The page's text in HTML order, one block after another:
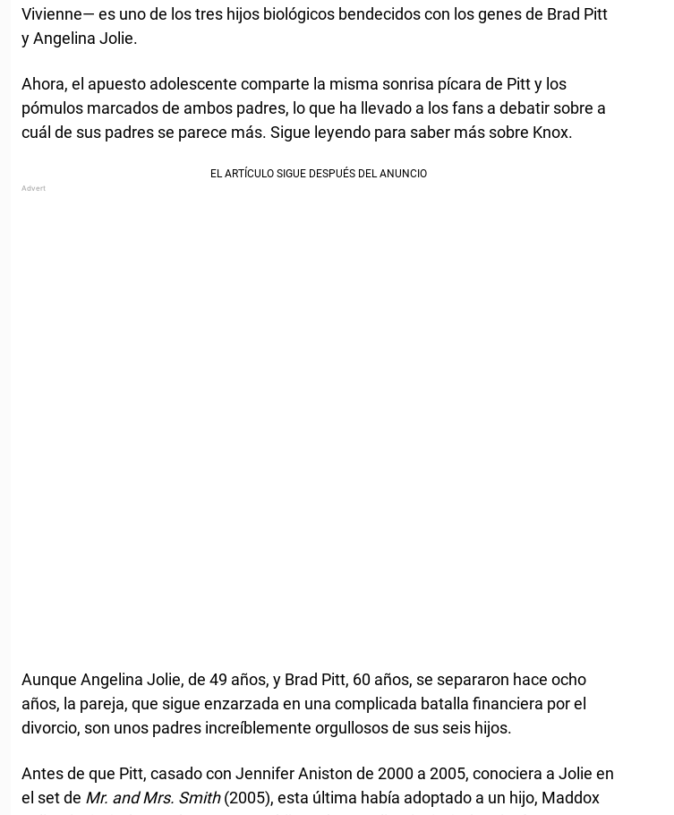
Vivienne— es uno de los tres hijos biológicos bendecidos con los genes de Brad Pitt
y Angelina Jolie.
Ahora, el apuesto adolescente comparte la misma sonrisa pícara de Pitt y los
pómulos marcados de ambos padres, lo que ha llevado a los fans a debatir sobre a
cuál de sus padres se parece más. Sigue leyendo para saber más sobre Knox.
Aunque Angelina Jolie, de 49 años, y Brad Pitt, 60 años, se separaron hace ocho
años, la pareja, que sigue enzarzada en una complicada batalla financiera por el
divorcio, son unos padres increíblemente orgullosos de sus seis hijos.
Antes de que Pitt, casado con Jennifer Aniston de 2000 a 2005, conociera a Jolie en
el set de Mr. and Mrs. Smith(2005), esta última había adoptado a un hijo, Maddox